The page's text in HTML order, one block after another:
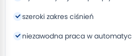
szeroki zakres ciśnień
niezawodna praca w